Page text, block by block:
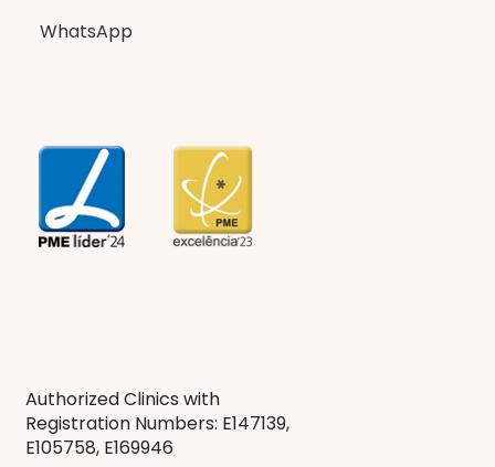
WhatsApp
Authorized Clinics with
Registration Numbers: E147139,
E105758, E169946